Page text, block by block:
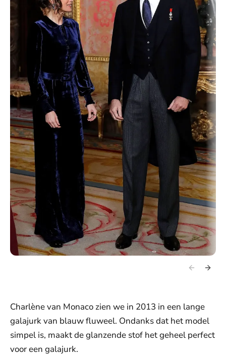
Charlène van Monaco zien we in 2013 in een lange
galajurk van blauw fluweel. Ondanks dat het model
simpel is, maakt de glanzende stof het geheel perfect
voor een galajurk.